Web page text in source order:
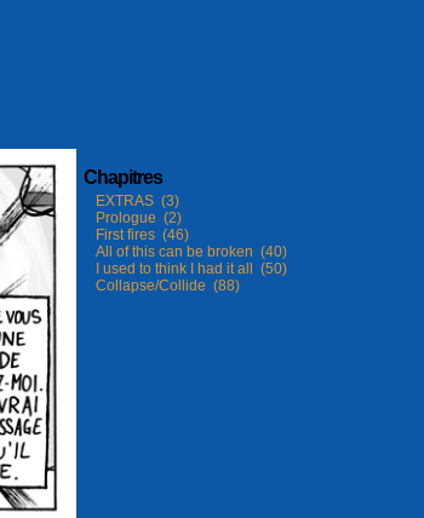
Chapitres
EXTRAS (3)
Prologue (2)
First fires (46)
All of this can be broken (40)
I used to think I had it all (50)
Collapse/Collide (88)